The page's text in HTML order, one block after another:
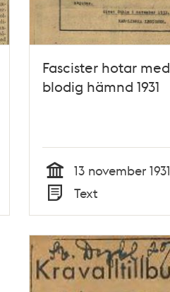
Fascister hotar med
blodig hämnd 1931
Tid
13 november 1931
Typ
Text